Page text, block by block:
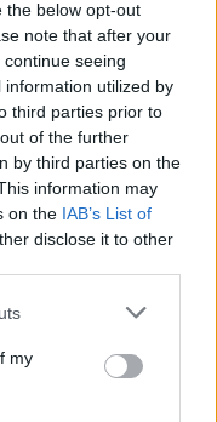
the below opt-out
note that after your
seeing
utilized by
third parties prior to
of the further
by third parties on the
information may
on the IAB’s List of
disclose it to other
my